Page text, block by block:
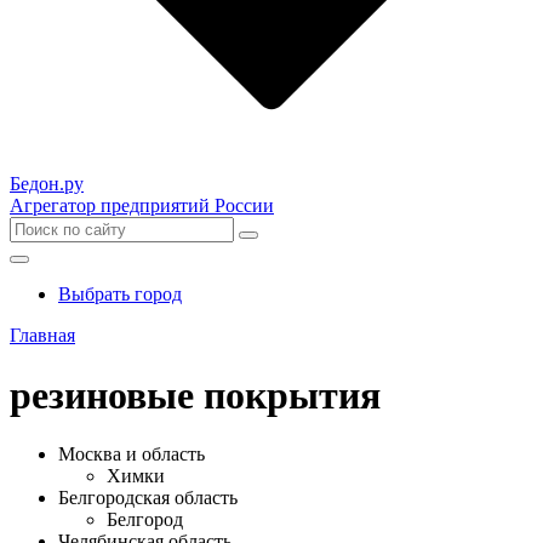
Бедон.ру
Агрегатор предприятий России
Выбрать город
Главная
резиновые покрытия
Москва и область
Химки
Белгородская область
Белгород